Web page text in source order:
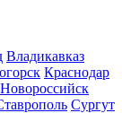
Владикавказ
Краснодар
Новороссийск
Сургут